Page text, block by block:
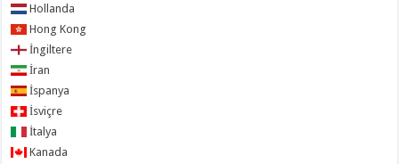
Hollanda
Hong Kong
İngiltere
İran
İspanya
İsviçre
İtalya
Kanada